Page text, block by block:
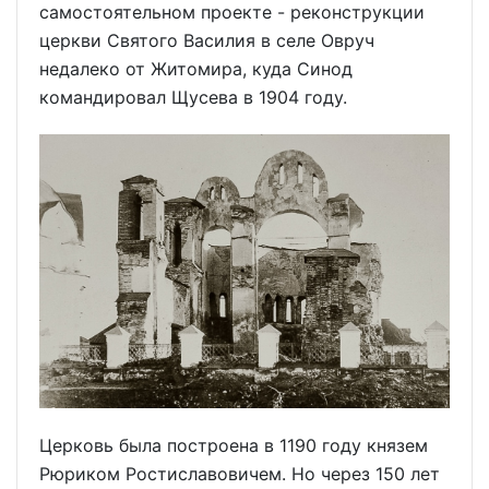
самостоятельном проекте - реконструкции
церкви Святого Василия в селе Овруч
недалеко от Житомира, куда Синод
командировал Щусева в 1904 году.
Церковь была построена в 1190 году князем
Рюриком Ростиславовичем. Но через 150 лет